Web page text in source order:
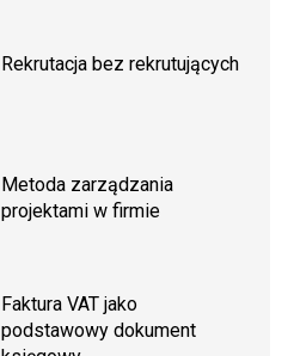
Rekrutacja bez rekrutujących
Metoda zarządzania
projektami w firmie
Faktura VAT jako
podstawowy dokument